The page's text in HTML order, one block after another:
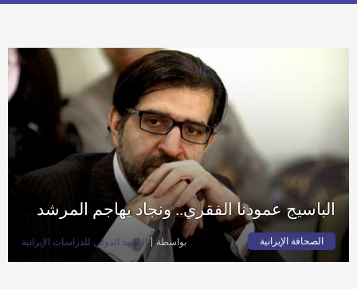
الباسيج عمودنا الفقري.. ونجاد يهاجم المرشد
الصحافة الإيرانية بواسطة المعهد الدولي للدراسات الإيرانية